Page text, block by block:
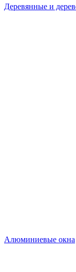
Деревянные и
Алюминиевые окна